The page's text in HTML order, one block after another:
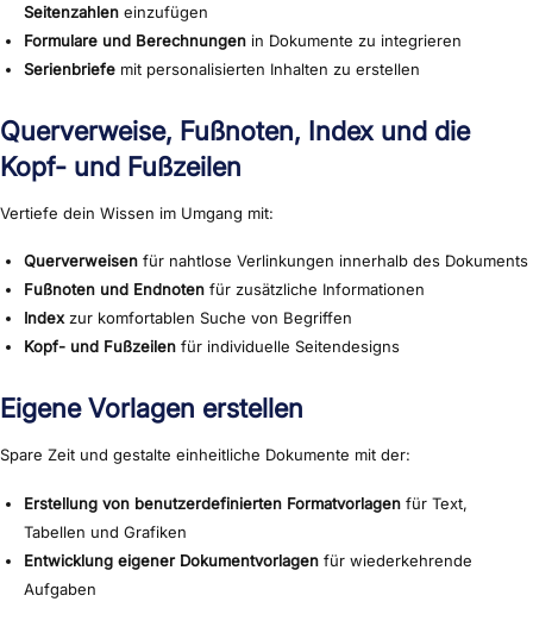
Seitenzahlen einzufügen
Formulare und Berechnungen in Dokumente zu integrieren
Serienbriefe mit personalisierten Inhalten zu erstellen
Querverweise, Fußnoten, Index und die
Kopf- und Fußzeilen
Vertiefe dein Wissen im Umgang mit:
Querverweisen für nahtlose Verlinkungen innerhalb des Dokuments
Fußnoten und Endnoten für zusätzliche Informationen
Indexzur komfortablen Suche von Begriffen
Kopf- und Fußzeilen für individuelle Seitendesigns
Eigene Vorlagen erstellen
Spare Zeit und gestalte einheitliche Dokumente mit der:
Erstellung von benutzerdefinierten Formatvorlagen für Text,
Tabellen und Grafiken
Entwicklung eigener Dokumentvorlagen für wiederkehrende
Aufgaben